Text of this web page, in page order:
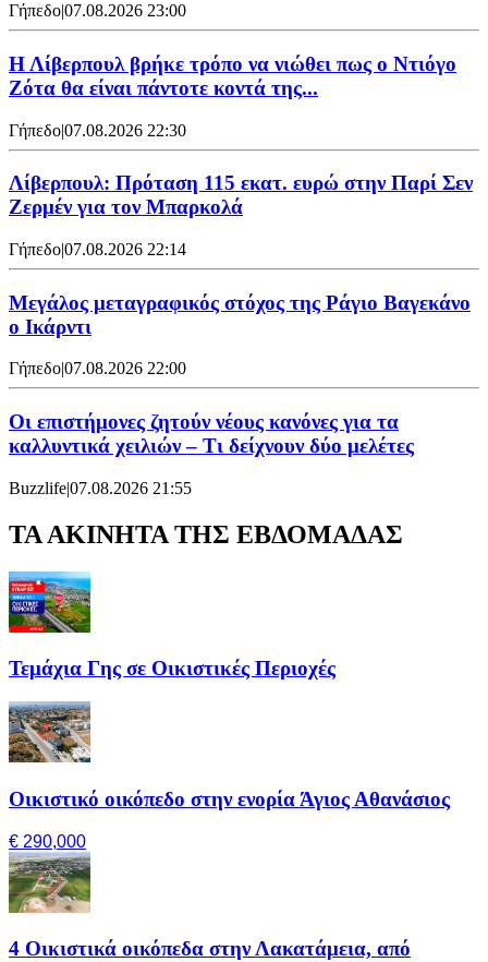
Γήπεδο|07.08.2026 23:00
Η Λίβερπουλ βρήκε τρόπο να νιώθει πως ο Ντιόγο
Ζότα θα είναι πάντοτε κοντά της...
Γήπεδο|07.08.2026 22:30
Λίβερπουλ: Πρόταση 115 εκατ. ευρώ στην Παρί Σεν
Ζερμέν για τον Μπαρκολά
Γήπεδο|07.08.2026 22:14
Μεγάλος μεταγραφικός στόχος της Ράγιο Βαγεκάνο
ο Ικάρντι
Γήπεδο|07.08.2026 22:00
Οι επιστήμονες ζητούν νέους κανόνες για τα
καλλυντικά χειλιών – Τι δείχνουν δύο μελέτες
Buzzlife|07.08.2026 21:55
ΤΑ ΑΚΙΝΗΤΑ ΤΗΣ ΕΒΔΟΜΑΔΑΣ
Τεμάχια Γης σε Οικιστικές Περιοχές
Οικιστικό οικόπεδο στην ενορία Άγιος Αθανάσιος
€ 290,000
4 Οικιστικά οικόπεδα στην Λακατάμεια, από